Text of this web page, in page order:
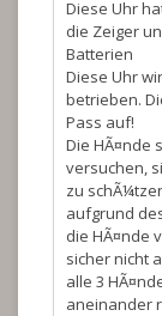
Diese Uhr
die Zeiger
Batterien
Diese Uhr
betrieben.
Pass auf!
Die HÃ¤nde
versuchen,
zu
aufgrund
die HÃ¤nde
sicher nicht
alle 3
aneinander